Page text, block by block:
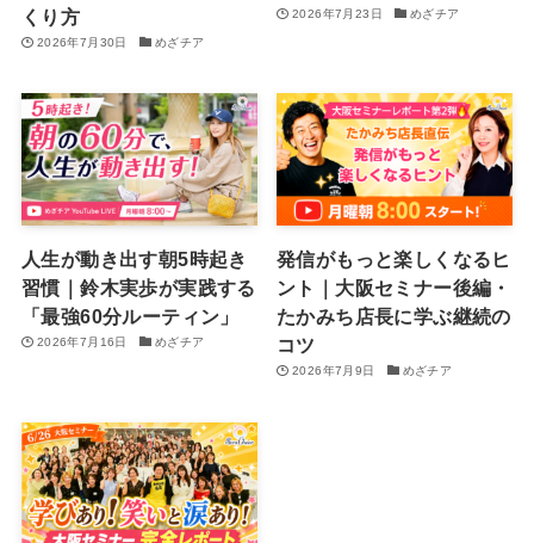
くり方
2026年7月30日 めざチア
2026年7月23日 めざチア
人生が動き出す朝5時起き
習慣｜鈴木実歩が実践する
「最強60分ルーティン」
2026年7月16日 めざチア
発信がもっと楽しくなるヒ
ント｜大阪セミナー後編・
たかみち店長に学ぶ継続の
コツ
2026年7月9日 めざチア